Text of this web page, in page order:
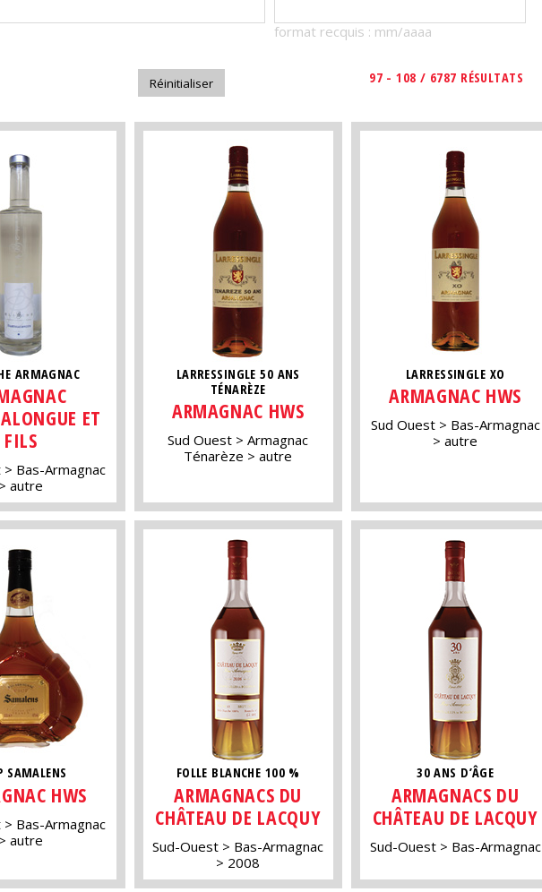
format recquis : mm/aaaa
97 - 108 / 6787 RÉSULTATS
ARMAGNAC
ET
FILS
Bas-Armagnac
autre
LARRESSINGLE 50 ANS
TÉNARÈZE
ARMAGNAC HWS
Sud Ouest
Armagnac
Ténarèze
autre
LARRESSINGLE XO
ARMAGNAC HWS
Sud Ouest
Bas-Armagnac
autre
SAMALENS
HWS
Bas-Armagnac
autre
FOLLE BLANCHE 100 %
ARMAGNACS DU
CHÂTEAU DE LACQUY
Sud-Ouest
Bas-Armagnac
2008
30 ANS D’ÂGE
ARMAGNACS DU
CHÂTEAU DE LACQUY
Sud-Ouest Bas-Armagnac